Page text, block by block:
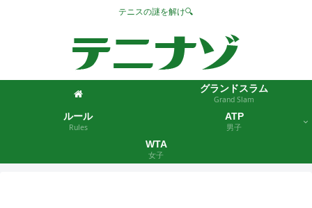
テニスの謎を解け🔍
グランドスラム
Grand Slam
ルール
Rules
ATP
男子
WTA
女子